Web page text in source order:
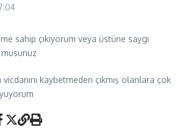
sahip çıkıyorum veya üstüne saygı
vicdanını kaybetmeden çıkmış olanlara çok